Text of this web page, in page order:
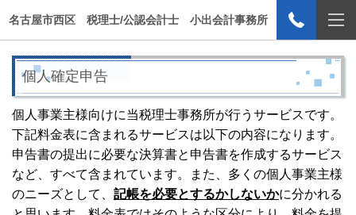
名古屋市西区 税理士/公認会計士 小出会計事務所
個人確定申告
個人事業主様向けに当税理士事務所が行うサービスです。
下記料金表に含まれるサービスは以下の内容になります。
申告書の提出に必要な決算書と申告書を作成するサービス
など、すべて含まれています。また、多くの個人事業主様
のニーズとして、 記帳を必要とするかしないかに分かれる